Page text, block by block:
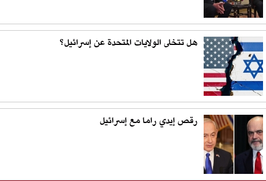
هل تتخلى الولايات المتحدة عن إسرائيل؟
رقص إيدي راما مع إسرائيل